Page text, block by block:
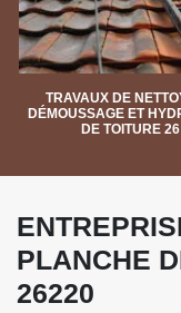
TRAVAUX DE
DÉMOUSSAGE ET
DE TOITURE 26
PLANCHE
26220